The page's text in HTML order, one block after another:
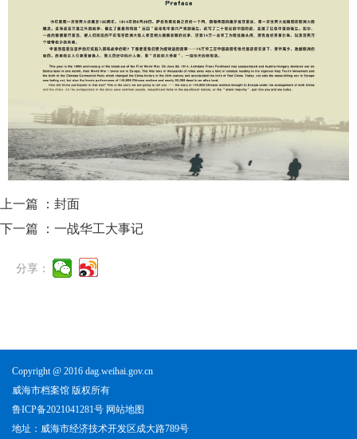
上一篇 ： 封面
下一篇 ： 一战华工大事记
分享：
Copyright @ 2016 dag.weihai.gov.cn
威海市档案馆 版权所有
鲁ICP备2021041281号 网站地图
地址：威海市经济技术开发区成大路789号